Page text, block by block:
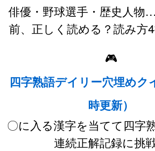
俳優・野球選手・歴史人物
前、正しく読める？読み方4
🎮
四字熟語デイリー穴埋めク
時更新）
〇に入る漢字を当てて四字
連続正解記録に挑戦